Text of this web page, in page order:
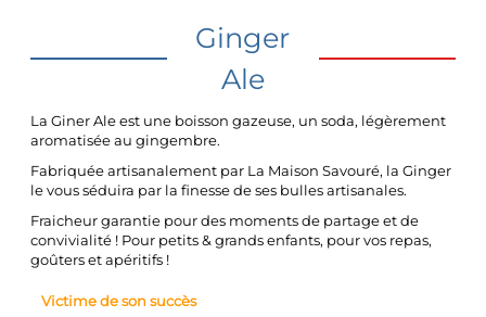
Ginger
Ale
La Giner Ale est une boisson gazeuse, un soda, légèrement
aromatisée au gingembre.
Fabriquée artisanalement par La Maison Savouré, la Ginger
le vous séduira par la finesse de ses bulles artisanales.
Fraicheur garantie pour des moments de partage et de
convivialité ! Pour petits & grands enfants, pour vos repas,
goûters et apéritifs !
Victime de son succès